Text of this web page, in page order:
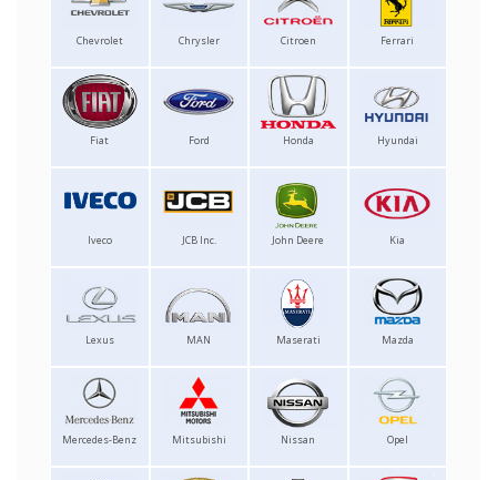
Chevrolet Chrysler Citroen Ferrari
Fiat Ford Honda Hyundai
Iveco JCB Inc. John Deere Kia
Lexus MAN Maserati Mazda
Mercedes-Benz Mitsubishi Nissan Opel